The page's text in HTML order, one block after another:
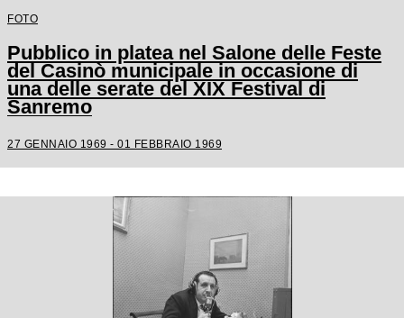
FOTO
Pubblico in platea nel Salone delle Feste
del Casinò municipale in occasione di
una delle serate del XIX Festival di
Sanremo
27 GENNAIO 1969 - 01 FEBBRAIO 1969